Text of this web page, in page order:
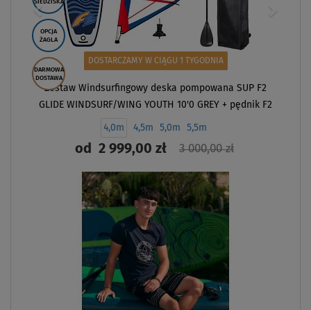
SIEDZISKA
OPCJA
ŻAGLA
DARMOWA
DOSTAWA
DOSTARCZAMY W CIĄGU 1 TYGODNIA
Zestaw Windsurfingowy deska pompowana SUP F2
GLIDE WINDSURF/WING YOUTH 10'0 GREY + pędnik F2
4,0m 4,5m 5,0m 5,5m
od 2 999,00 zł 3 000,00 zł
ZOBACZ